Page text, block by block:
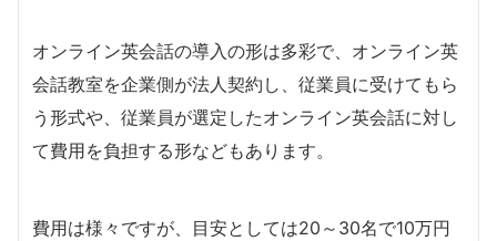
オンライン英会話の導入の形は多彩で、オンライン英
会話教室を企業側が法人契約し、従業員に受けてもら
う形式や、従業員が選定したオンライン英会話に対し
て費用を負担する形などもあります。
費用は様々ですが、目安としては20～30名で10万円